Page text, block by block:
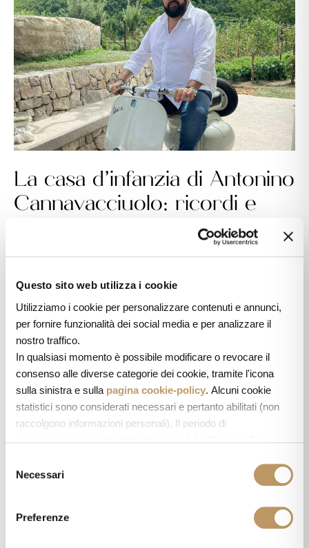
Questo sito web utilizza i cookie
Utilizziamo i cookie per personalizzare contenuti e annunci,
per fornire funzionalità dei social media e per analizzare il
nostro traffico.
In qualsiasi momento è possibile modificare o revocare il
consenso alle diverse categorie dei cookie, tramite l'icona
sulla sinistra e sulla pagina cookie-policy. Alcuni cookie
statistici sono considerati necessari e pertanto abilitati (non
raccolgono informazioni personali). Il periodo di
a: privacy@cannavacciuologroup.it.
Chiudendo questo banner tramite apposita X in alto a destra,
vengono accettati i cookie selezionati in quel momento.
Necessari
Preferenze
La casa d’infanzia di Antonino
Cannavacciuolo: ricordi e
La casa d’infanzia di uno Chef stellato diventa un resort di
nostro Laqua Countryside.